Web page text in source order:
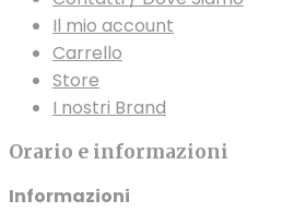
Il mio account
Carrello
Store
I nostri Brand
Orario e informazioni
Informazioni